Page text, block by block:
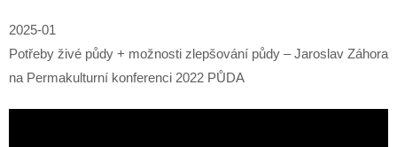
2025-01
Potřeby živé půdy + možnosti zlepšování půdy – Jaroslav Záhora
na Permakulturní konferenci 2022 PŮDA